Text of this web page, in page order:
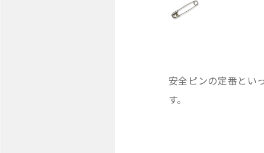
安全ピンの定番とい
す。